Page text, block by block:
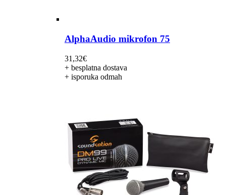
AlphaAudio mikrofon 75
31,32€
+ besplatna dostava
+ isporuka odmah